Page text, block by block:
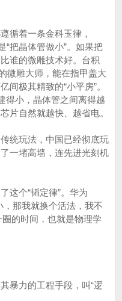
循着一条金科玉律，
“把晶体管做小”。如果把
谁的微雕技术好。台积
微雕大师，能在指甲盖大
间极其精致的“小平房”。
得小，晶体管之间离得越
片自然就越快、越省电。
统玩法，中国已经彻底玩
一堵高墙，连先进光刻机
这个“韬定律”。华为
，那我就换个活法，我不
圈的时间，也就是物理学
暴力的工程手段，叫“逻